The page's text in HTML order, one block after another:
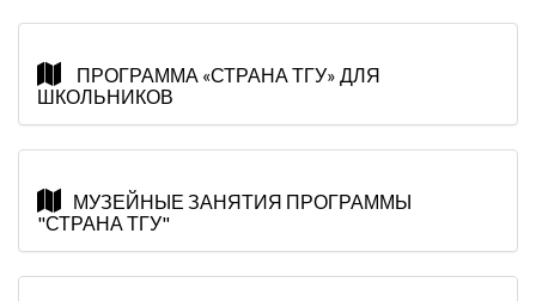
ПРОГРАММА «СТРАНА ТГУ» ДЛЯ
ШКОЛЬНИКОВ
МУЗЕЙНЫЕ ЗАНЯТИЯ ПРОГРАММЫ
"СТРАНА ТГУ"